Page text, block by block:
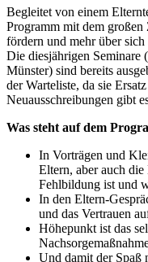
Begleitet von einem
Programm mit dem
fördern und mehr über sich
Die diesjährigen
Münster) sind bereits
der Warteliste, da sie
Neuausschreibungen gibt
Was steht auf dem
In Vorträgen und
Eltern, aber auch
Fehlbildung ist und
In den Eltern-
und das Vertrauen
Höhepunkt ist das
Und damit der Spaß